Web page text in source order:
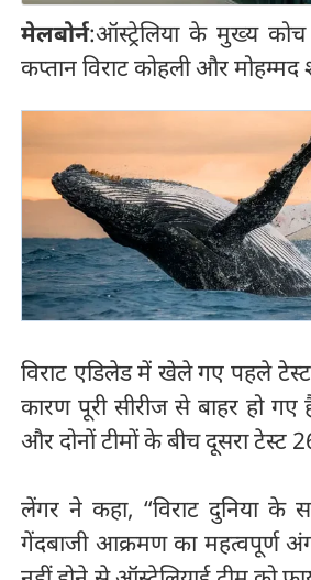
मेलबोर्न:ऑस्ट्रेलिया के मुख्य
कप्तान विराट कोहली और
विराट एडिलेड में खेले गए पहले
कारण पूरी सीरीज से बाहर हो
और दोनों टीमों के बीच दूसरा टेस्ट
लेंगर ने कहा, “विराट दुनिया के
गेंदबाजी आक्रमण का महत्वपूर्ण